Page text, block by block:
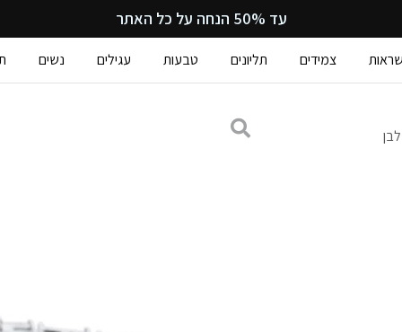
עד 50% הנחה על כל האתר
צמידים תליונים טבעות עגילים נשים